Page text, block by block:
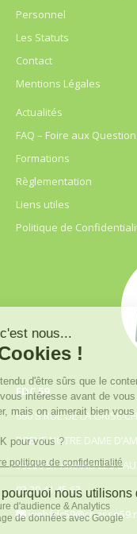
Personnel
Les Statuts
Contact
Mentions Légales
Actualités
FAQ – Foire aux
Formations
Règlementation
Liens utiles
Politique de
FDC 59
680 B RUE DE LA GRISE
DREVE NOTRE DAME
59230 ST AMAND LES
03.20.41.45.63